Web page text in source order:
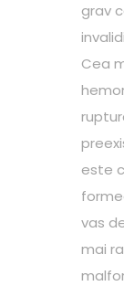
grav
Cea
este
vas
mai